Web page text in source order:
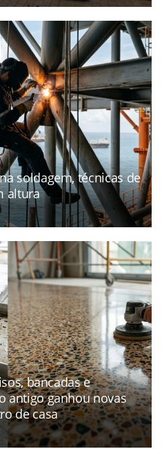
soldagem, técnicas de
altura
bancadas e
antigo ganhou novas
de casa